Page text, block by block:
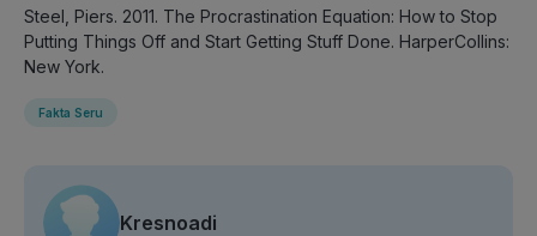
Steel, Piers. 2011. The Procrastination Equation: How to Stop
Putting Things Off and Start Getting Stuff Done. HarperCollins:
New York.
Fakta Seru
Kresnoadi